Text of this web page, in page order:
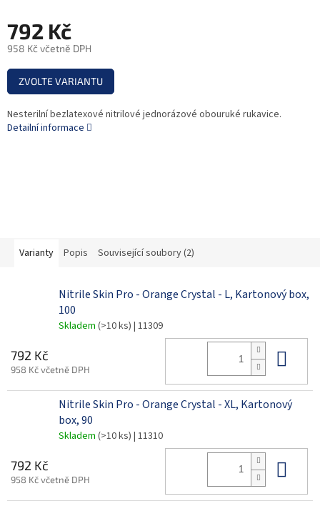
792 Kč
958 Kč včetně DPH
Měrná
cena:
ZVOLTE VARIANTU
Nesterilní bezlatexové nitrilové jednorázové obouruké rukavice.
Detailní informace
Varianty Popis Související soubory (2)
Nitrile Skin Pro - Orange Crystal - L, Kartonový box,
100
Skladem (>10 ks) | 11309
792 Kč
958 Kč včetně DPH
Nitrile Skin Pro - Orange Crystal - XL, Kartonový
box, 90
Skladem (>10 ks) | 11310
792 Kč
958 Kč včetně DPH